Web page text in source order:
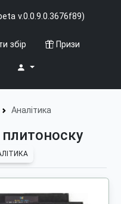
v.0.0.9.0.3676f89)
збір Призи
Аналітика
плитоноску